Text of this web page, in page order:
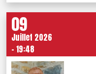
09
Juillet 2026
- 19:48